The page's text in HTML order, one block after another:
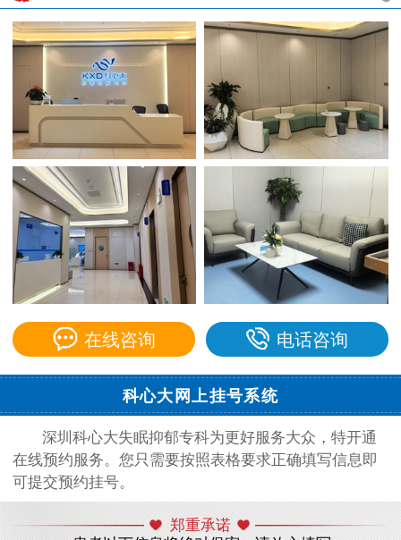
在线咨询 电话咨询
科心大网上挂号系统
深圳科心大失眠抑郁专科为更好服务大众，特开通
在线预约服务。您只需要按照表格要求正确填写信息即
可提交预约挂号。
郑重承诺